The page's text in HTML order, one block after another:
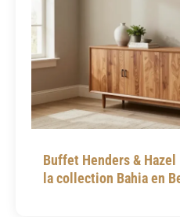
Buffet Henders &
la collection Bahia en